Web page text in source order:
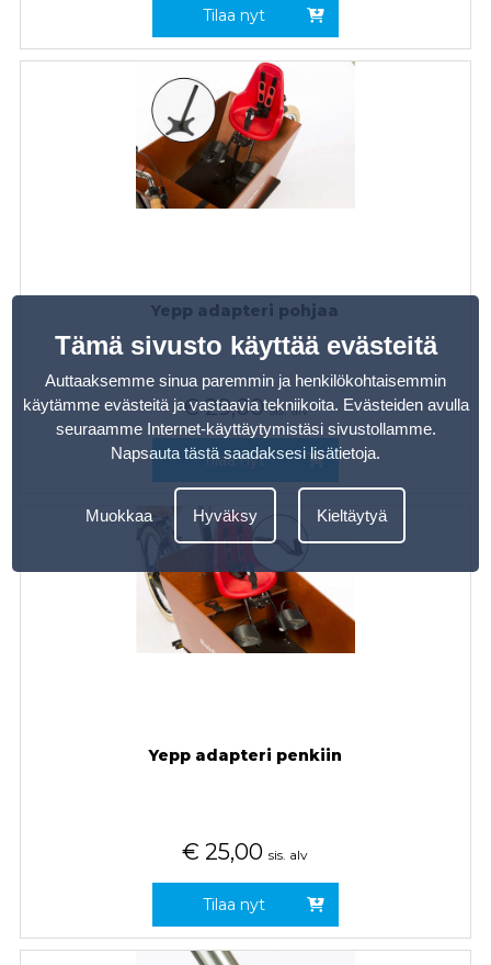
Tilaa nyt
Yepp adapteri pohjaa
€ 29,00 sis. alv
Tilaa nyt
Yepp adapteri penkiin
€ 25,00 sis. alv
Tilaa nyt
Tämä sivusto käyttää evästeitä
Auttaaksemme sinua paremmin ja henkilökohtaisemmin
käytämme evästeitä ja vastaavia tekniikoita. Evästeiden avulla
seuraamme Internet-käyttäytymistäsi sivustollamme.
Napsauta tästä saadaksesi lisätietoja.
Muokkaa Hyväksy Kieltäytyä